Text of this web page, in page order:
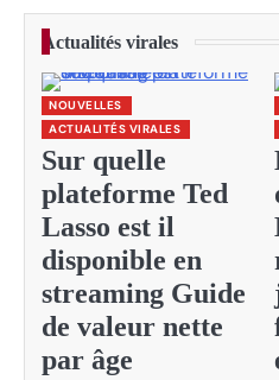
Actualités virales
NOUVELLES
ACTUALITÉS VIRALES
Sur quelle
plateforme Ted
Lasso est il
disponible en
streaming Guide
de valeur nette
par âge